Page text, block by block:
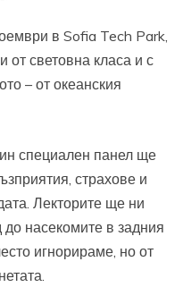
в Sofia Tech Park,
от световна класа и с
– от океанския
специален панел ще
страхове и
Лекторите ще ни
до насекомите в задния
игнорираме, но от